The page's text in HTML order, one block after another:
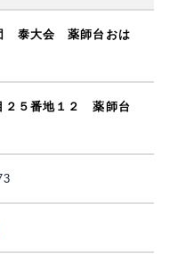
泰大会 薬師台おは
２５番地１２ 薬師台